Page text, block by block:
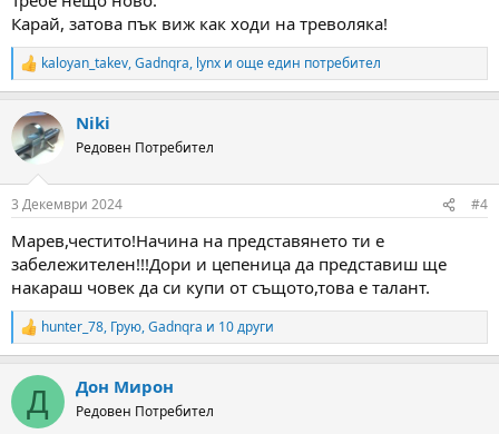
Карай, затова пък виж как ходи на треволяка!
R
e
c
t
i
s
kaloyan_takev,Gadnqra, lynx и още един потребител
Niki
Редовен Потребител
3 Декември 2024 #4
Марев,честито!Начина на представянето ти е
забележителен!!!Дори и цепеница да представиш ще
накараш човек да си купи от същото,това е талант.
R
e
c
i
hunter_78, Грую,Gadnqra и 10 други
Д Дон Мирон
Редовен Потребител